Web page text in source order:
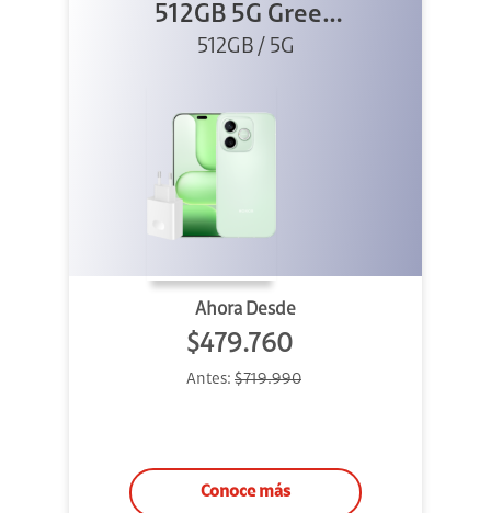
512GB 5G Green
+ 45W
512GB / 5G
Ahora Desde
$479.760
Antes: $719.990
Conoce más